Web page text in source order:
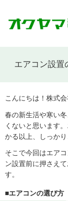
エアコン設置
こんにちは！株式
春の新生活や寒い
くないと思います
かる以上、しっか
そこで今回はエア
ン設置前に押さえ
す。
■エアコンの選び方